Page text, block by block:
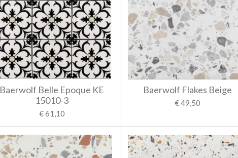
Baerwolf Belle Epoque KE
15010-3
€ 61,10
Baerwolf Flakes Beige
€ 49,50